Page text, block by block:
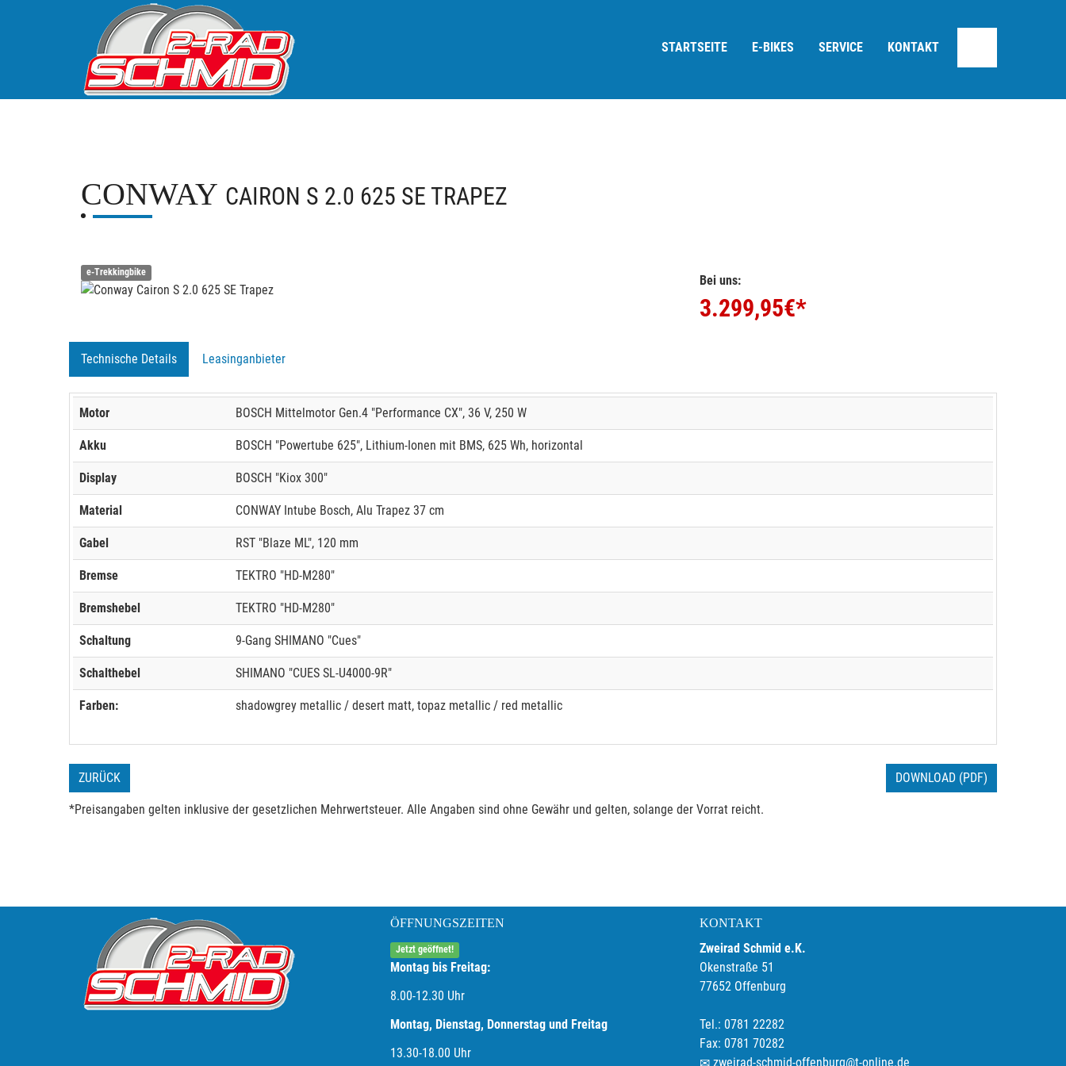
STARTSEITE E-BIKES SERVICE KONTAKT
CONWAY CAIRON S 2.0 625 SE TRAPEZ
e-Trekkingbike
Bei uns:
3.299,95€*
Technische Details Leasinganbieter
Motor BOSCH Mittelmotor Gen.4 "Performance CX", 36 V, 250 W
Akku BOSCH "Powertube 625", Lithium-Ionen mit BMS, 625 Wh, horizontal
Display BOSCH "Kiox 300"
Material CONWAY Intube Bosch, Alu Trapez 37 cm
Gabel RST "Blaze ML", 120 mm
Bremse TEKTRO "HD-M280"
Bremshebel TEKTRO "HD-M280"
Schaltung 9-Gang SHIMANO "Cues"
Schalthebel SHIMANO "CUES SL-U4000-9R"
Farben: shadowgrey metallic / desert matt, topaz metallic / red metallic
ZURÜCK DOWNLOAD (PDF)
*Preisangaben gelten inklusive der gesetzlichen Mehrwertsteuer. Alle Angaben sind ohne Gewähr und gelten, solange der Vorrat reicht.
ÖFFNUNGSZEITEN
Jetzt geöffnet!
Montag bis Freitag:
8.00-12.30 Uhr
Montag, Dienstag, Donnerstag und Freitag
13.30-18.00 Uhr
KONTAKT
Zweirad Schmid e.K.
Okenstraße 51
77652 Offenburg
Tel.: 0781 22282
Fax: 0781 70282
zweirad-schmid-offenburg@t-online.de